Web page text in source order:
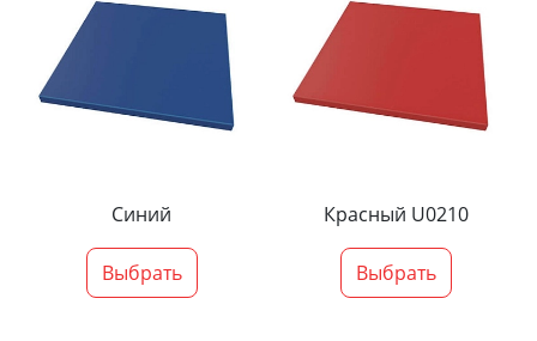
Синий
Выбрать
Красный U0210
Выбрать